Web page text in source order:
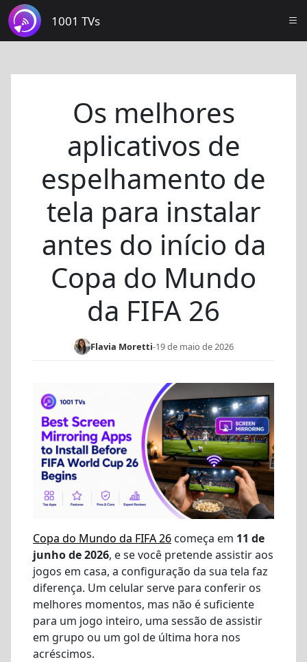
1001 TVs
Os melhores
aplicativos de
espelhamento de
tela para instalar
antes do início da
Copa do Mundo
da FIFA 26
Flavia Moretti-19 de maio de 2026
Copa do Mundo da FIFA 26 começa em 11 de
junho de 2026, e se você pretende assistir aos
jogos em casa, a configuração da sua tela faz
diferença. Um celular serve para conferir os
melhores momentos, mas não é suficiente
para um jogo inteiro, uma sessão de assistir
em grupo ou um gol de última hora nos
acréscimos.